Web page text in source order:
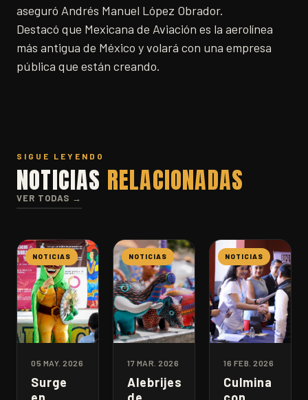
aseguró Andrés Manuel López Obrador.
Destacó que Mexicana de Aviación es la aerolínea
más antigua de México y volará con una empresa
pública que están creando.
SIGUE LEYENDO
NOTICIAS RELACIONADAS
VER TODAS →
NOTICIAS
05 MAY. 2026
Surge
NOTICIAS
17 MAR. 2026
Alebrijes
NOTICIAS
16 FEB. 2026
Culmina